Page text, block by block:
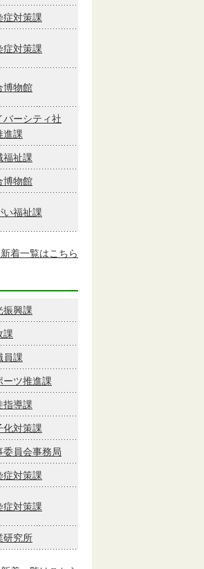
症対策課
症対策課
博物館
バーシティ社
進課
福祉課
博物館
い福祉課
着一覧はこちら
振興課
課
員課
ーツ推進課
指導課
化対策課
委員会事務局
症対策課
症対策課
研究所